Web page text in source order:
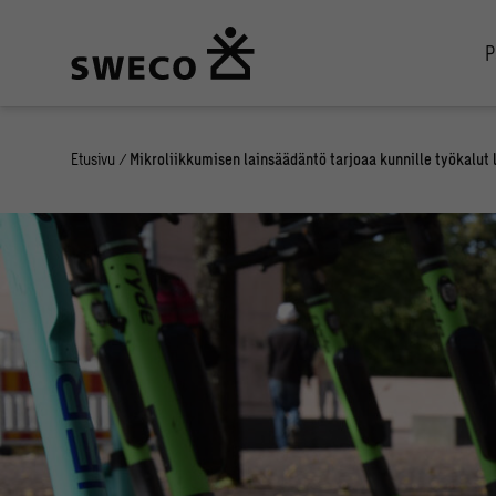
Etusivu / Mikroliikkumisen lainsäädäntö tarjoaa kunnille